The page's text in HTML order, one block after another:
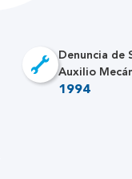
Denuncia de
Auxilio
1994